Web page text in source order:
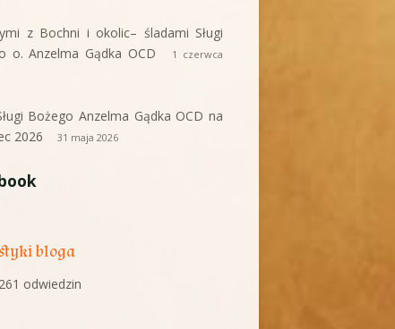
z Bochni i okolic– śladami Sługi
o. Anzelma Gądka OCD
1 czerwca
Bożego Anzelma Gądka OCD na
2026
31 maja 2026
bloga
odwiedzin